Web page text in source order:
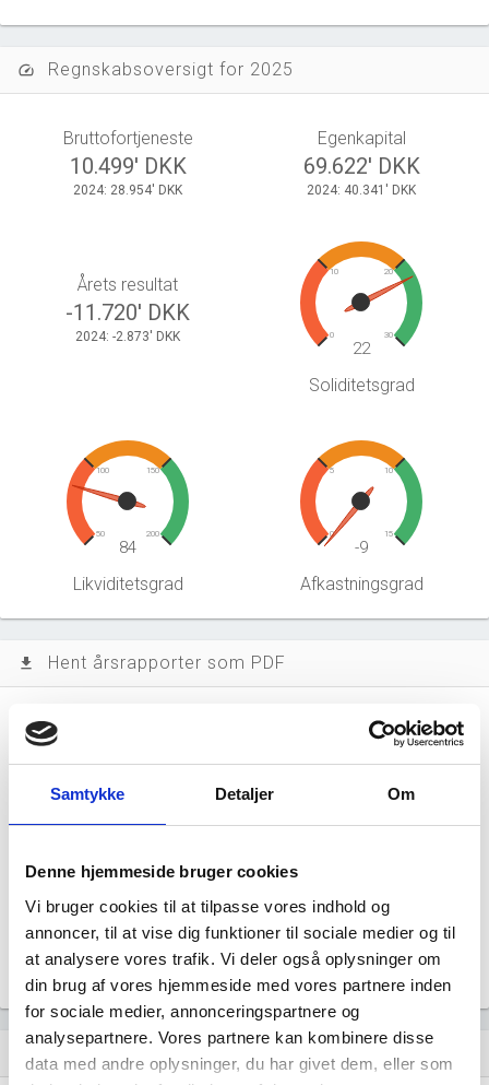
Samtykke Detaljer Om
Denne hjemmeside bruger cookies
Vi bruger cookies til at tilpasse vores indhold og
annoncer, til at vise dig funktioner til sociale medier og til
at analysere vores trafik. Vi deler også oplysninger om
din brug af vores hjemmeside med vores partnere inden
for sociale medier, annonceringspartnere og
analysepartnere. Vores partnere kan kombinere disse
data med andre oplysninger, du har givet dem, eller som
speed Regnskabsoversigt for 2025
Bruttofortjeneste
10.499' DKK
2024: 28.954' DKK
Egenkapital
69.622' DKK
2024: 40.341' DKK
Årets resultat
-11.720' DKK
2024: -2.873' DKK 0
10 20
30
22
Soliditetsgrad
50
100 150
200
84
Likviditetsgrad
0
5 10
15
-9
Afkastningsgrad
file_download Hent årsrapporter som PDF
Årsrapporten 2025-09 file_download
Årsrapporten 2024-09
Årsrapporten 2022-09
Årsrapporten 2021-09
Regnskaber